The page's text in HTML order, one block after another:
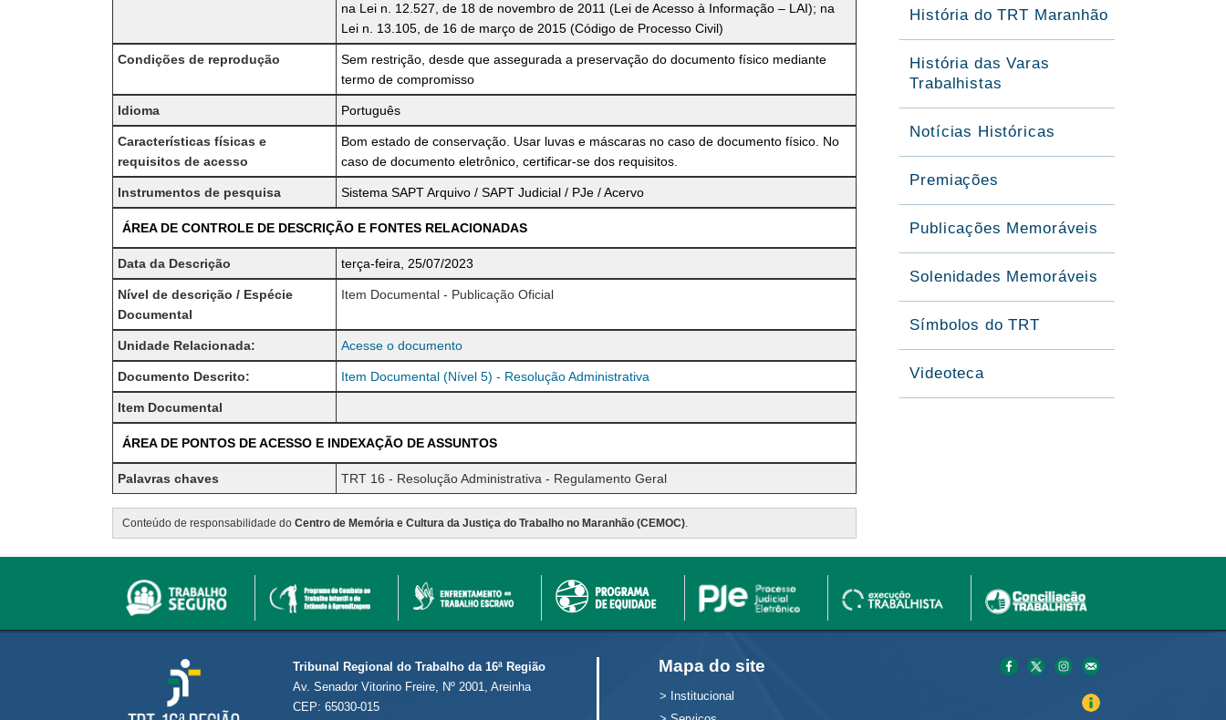
na Lei n. 12.527, de 18 de novembro de 2011 (Lei de Acesso à Informação – LAI); na
Lei n. 13.105, de 16 de março de 2015 (Código de Processo Civil)
Condições de reprodução
Sem restrição, desde que assegurada a preservação do documento físico mediante
termo de compromisso
Idioma Português
Características físicas e
requisitos de acesso
Bom estado de conservação. Usar luvas e máscaras no caso de documento físico. No
caso de documento eletrônico, certificar-se dos requisitos.
Instrumentos de pesquisa Sistema SAPT Arquivo / SAPT Judicial / PJe / Acervo
ÁREA DE CONTROLE DE DESCRIÇÃO E FONTES RELACIONADAS
Data da Descrição terça-feira, 25/07/2023
Nível de descrição / Espécie
Documental
Item Documental - Publicação Oficial
Unidade Relacionada: Acesse o documento
Documento Descrito: Item Documental (Nível 5) - Resolução Administrativa
Item Documental
ÁREA DE PONTOS DE ACESSO E INDEXAÇÃO DE ASSUNTOS
Palavras chaves TRT 16 - Resolução Administrativa - Regulamento Geral
Conteúdo de responsabilidade do Centro de Memória e Cultura da Justiça do Trabalho no Maranhão (CEMOC).
História do TRT Maranhão
História das Varas
Trabalhistas
Notícias Históricas
Premiações
Publicações Memoráveis
Solenidades Memoráveis
Símbolos do TRT
Videoteca
Tribunal Regional do Trabalho da 16ª Região
Av. Senador Vitorino Freire, Nº 2001, Areinha
CEP: 65030-015
Mapa do site
> Institucional